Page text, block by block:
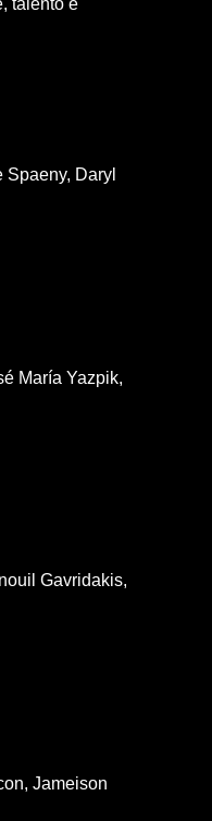
Daryl
María Yazpik,
Gavridakis,
Jameison